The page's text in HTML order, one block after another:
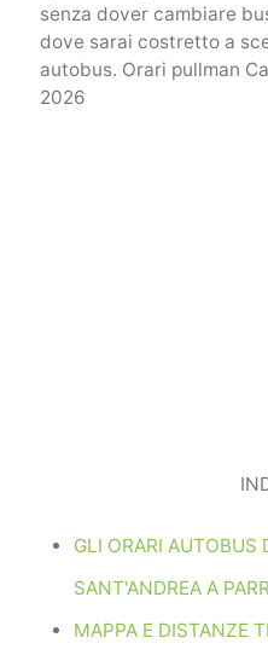
senza dover cambiare
dove sarai costretto a
autobus. Orari pullman
2026
GLI ORARI AUTOBUS
SANT'ANDREA A
MAPPA E DISTANZE